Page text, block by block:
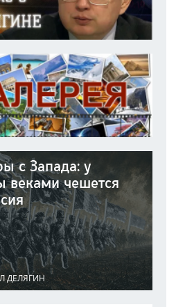
с Запада: у
веками чешется
ДЕЛЯГИН